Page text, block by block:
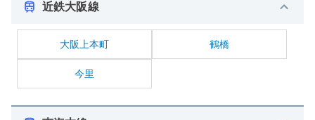
近鉄大阪線
大阪上本町 鶴橋
今里